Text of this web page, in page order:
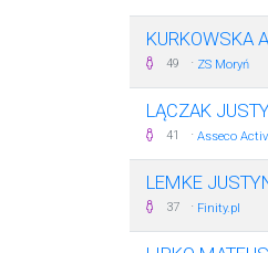
KURKOWSKA
49 · ZS Moryń
LĄCZAK
41 · Asseco
LEMKE
37 · Finity.pl